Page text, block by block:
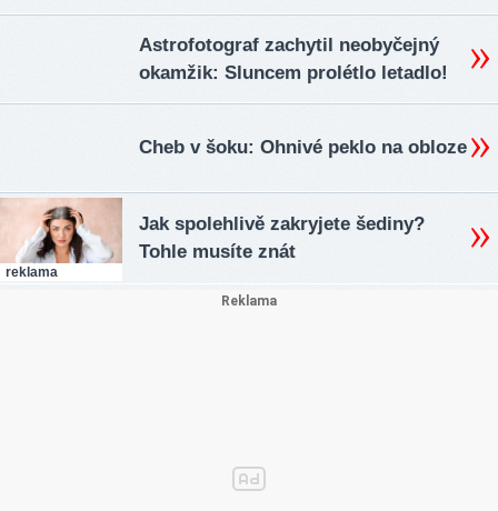
Astrofotograf zachytil neobyčejný
okamžik: Sluncem prolétlo letadlo!
Cheb v šoku: Ohnivé peklo na obloze
reklama
Jak spolehlivě zakryjete šediny?
Tohle musíte znát